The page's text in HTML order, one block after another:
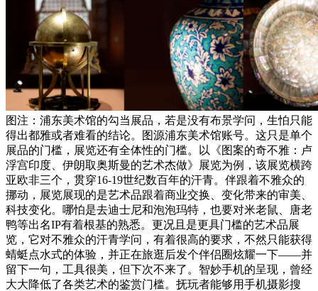
图注：浦东美术馆的勾当展品，若是没有布景学问，生怕只能
得出都雅或者难看的结论。图源浦东美术馆账号。这只是单个
展品的门槛，展览还有全体性的门槛。以《图案的奇不雅：卢
浮宫印度、伊朗取奥斯曼的艺术杰做》展览为例，该展览横跨
亚欧非三个，贯穿16-19世纪数百年的汗青。伴跟着不雅众的
挪动，展览展现的是艺术品跟着商业交换、变化带来的审美、
科技变化。哪怕是去迪士尼和泡泡玛特，也要对米老鼠、唐老
鸭等出名IP有着根基的熟悉。更况且是更具门槛的艺术品展
览，它对不雅众的汗青学问，有着很高的要求，不然只能获得
蜻蜓点水式的体验，并正在旅逛后发个伴侣圈炫耀一下——并
留下一句，工具很美，但下次不来了。智妙手机的呈现，曾经
大大降低了各类艺术的鉴赏门槛。抚玩者能够用手机摄影搜